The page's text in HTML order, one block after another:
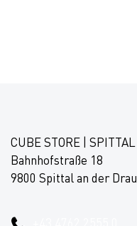
CUBE STORE | SPITTAL
Bahnhofstraße 18
9800 Spittal an der Drau